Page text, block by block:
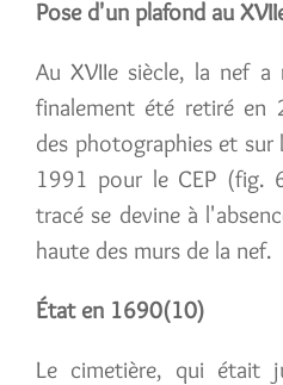
Pose d'un plafond au
Au XVIIe siècle, la nef
finalement été retiré en
des photographies et sur
1991 pour le CEP (fig.
tracé se devine à
haute des murs de la nef.
État en 1690(10)
Le cimetière, qui était